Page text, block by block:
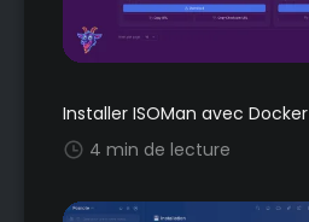
Installer ISOMan avec Docker
4 min de lecture